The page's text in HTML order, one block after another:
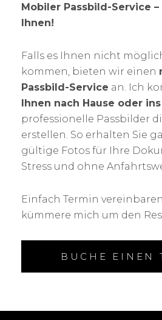
Mobiler Passbild-Service
Ihnen!
Falls es Ihnen nicht
kommen, bieten wir einen
Passbild-Service an. Ich
Ihnen nach Hause oder
professionelle Passbilder
erstellen. So erhalten Sie
gültige Fotos für Ihre
Stress und ohne
Einfach Termin
kümmere mich um den
BUCHE EINEN